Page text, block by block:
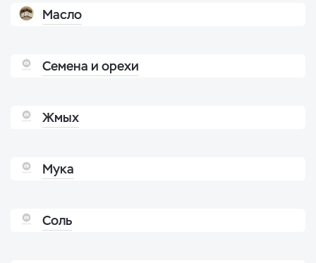
Масло
Семена и орехи
Жмых
Мука
Соль